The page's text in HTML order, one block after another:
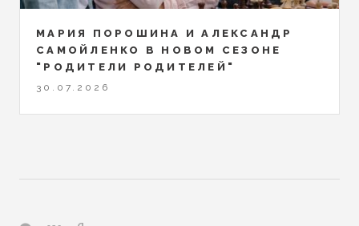
МАРИЯ ПОРОШИНА И АЛЕКСАНДР
САМОЙЛЕНКО В НОВОМ СЕЗОНЕ
"РОДИТЕЛИ РОДИТЕЛЕЙ"
30.07.2026